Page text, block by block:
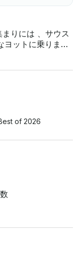
、サウス
ヨットに乗りまし
テリアと広々と
ーの素晴らしい
ティーを始めま
ュアルなクルー
、このヨットは
ーソン・サンデッ
ターテイメント
には、白いイタ
わっています。2
フルバスルー
暖房が備わり、
。後部デッキには
の息を呑むよう
たり、太陽の下
of 2026